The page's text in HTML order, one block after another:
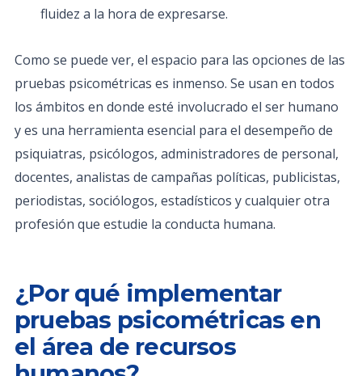
fluidez a la hora de expresarse.
Como se puede ver, el espacio para las opciones de las
pruebas psicométricas es inmenso. Se usan en todos
los ámbitos en donde esté involucrado el ser humano
y es una herramienta esencial para el desempeño de
psiquiatras, psicólogos, administradores de personal,
docentes, analistas de campañas políticas, publicistas,
periodistas, sociólogos, estadísticos y cualquier otra
profesión que estudie la conducta humana.
¿Por qué implementar
pruebas psicométricas en
el área de recursos